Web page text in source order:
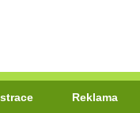
Reklama